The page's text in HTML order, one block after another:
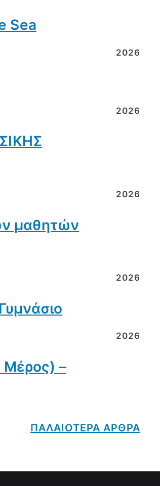
Sea
2026
2026
2026
μαθητών
2026
2026
Μέρος) –
ΠΑΛΑΙΟΤΕΡΑ ΑΡΘΡΑ